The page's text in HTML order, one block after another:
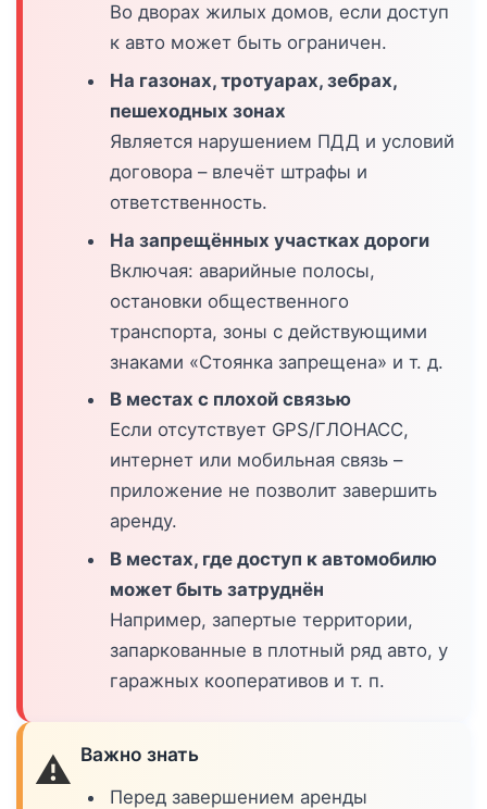
Во дворах жилых домов, если доступ
к авто может быть ограничен.
На газонах, тротуарах, зебрах,
пешеходных зонах
Является нарушением ПДД и условий
договора – влечёт штрафы и
ответственность.
На запрещённых участках дороги
Включая: аварийные полосы,
остановки общественного
транспорта, зоны с действующими
знаками «Стоянка запрещена» и т. д.
В местах с плохой связью
Если отсутствует GPS/ГЛОНАСС,
интернет или мобильная связь –
приложение не позволит завершить
аренду.
В местах, где доступ к автомобилю
может быть затруднён
Например, запертые территории,
запаркованные в плотный ряд авто, у
гаражных кооперативов и т. п.
⚠️ Важно знать
Перед завершением аренды